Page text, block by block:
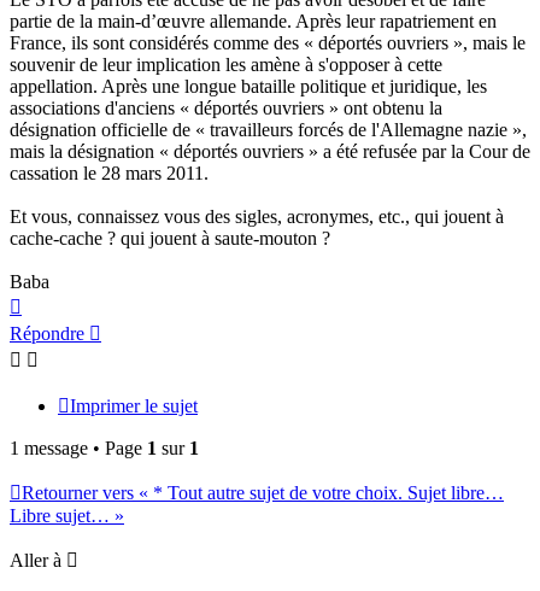
partie de la main-d’œuvre allemande. Après leur rapatriement en
France, ils sont considérés comme des « déportés ouvriers », mais le
souvenir de leur implication les amène à s'opposer à cette
appellation. Après une longue bataille politique et juridique, les
associations d'anciens « déportés ouvriers » ont obtenu la
désignation officielle de « travailleurs forcés de l'Allemagne nazie »,
mais la désignation « déportés ouvriers » a été refusée par la Cour de
cassation le 28 mars 2011.
Et vous, connaissez vous des sigles, acronymes, etc., qui jouent à
cache-cache ? qui jouent à saute-mouton ?
Baba
Répondre
Imprimer le sujet
1 message • Page 1 sur 1
Retourner vers « * Tout autre sujet de votre choix. Sujet libre…
Libre sujet… »
Aller à